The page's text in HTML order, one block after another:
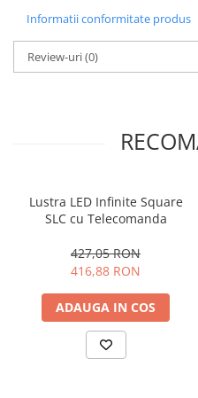
Informatii conformitate produs
Review-uri(0)
Lustra LED Infinite Square
SLC cu Telecomanda
427,05 RON
416,88 RON
ADAUGA IN COS